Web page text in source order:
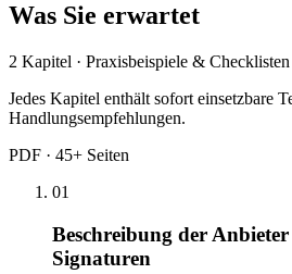
Was Sie erwartet
2 Kapitel · Praxisbeispiele & Checklisten
Jedes Kapitel enthält sofort einsetzbare
Handlungsempfehlungen.
PDF · 45+ Seiten
01
Beschreibung der
Signaturen